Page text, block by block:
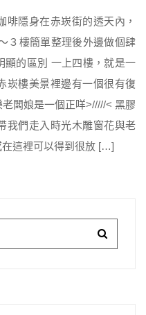
隱身在赤崁街的透天內，
３樓簡單整理後外邊做個肆
顯的區別 一上四樓，就是一
崁樓美景裡邊有一個很有復
闆娘是一個正咩>/////< 黑膠
我們走入時光木雕窗花與老
這裡可以得到很放 […]